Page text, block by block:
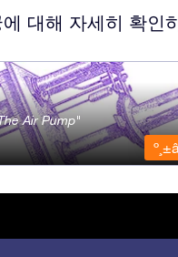
대해 자세히 확인
Air Pump
º¸±â